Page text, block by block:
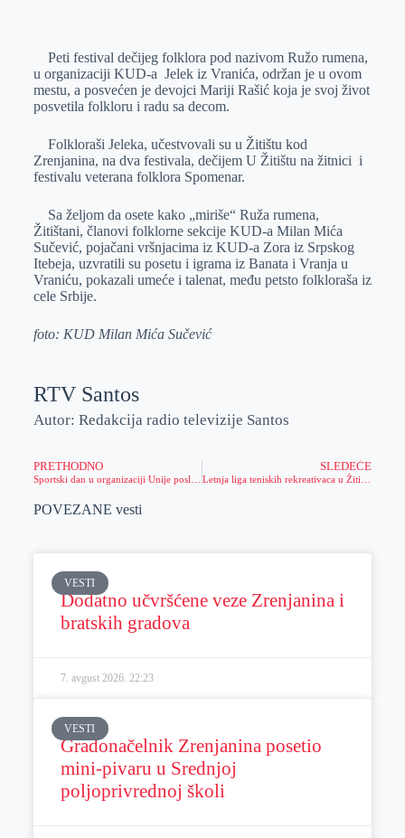
r
n
A
p
i
l
Peti festival dečijeg folklora pod nazivom Ružo rumena,
u organizaciji KUD-a Jelek iz Vranića, održan je u ovom
mestu, a posvećen je devojci Mariji Rašić koja je svoj život
posvetila folkloru i radu sa decom.
Folkloraši Jeleka, učestvovali su u Žitištu kod
Zrenjanina, na dva festivala, dečijem U Žitištu na žitnici i
festivalu veterana folklora Spomenar.
Sa željom da osete kako „miriše“ Ruža rumena,
Žitištani, članovi folklorne sekcije KUD-a Milan Mića
Sučević, pojačani vršnjacima iz KUD-a Zora iz Srpskog
Itebeja, uzvratili su posetu i igrama iz Banata i Vranja u
Vraniću, pokazali umeće i talenat, među petsto folkloraša iz
cele Srbije.
foto: KUD Milan Mića Sučević
RTV Santos
Autor: Redakcija radio televizije Santos
PRETHODNO SLEDEĆE
POVEZANE vesti
VESTI
Dodatno učvršćene veze Zrenjanina i
bratskih gradova
7. avgust 2026. 22:23
VESTI
Gradonačelnik Zrenjanina posetio
mini-pivaru u Srednjoj
poljoprivrednoj školi